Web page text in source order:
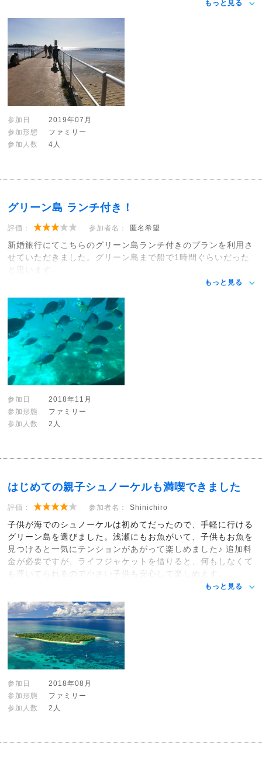
もっと見る
参加日
2019年07月
参加形態
ファミリー
参加人数
4人
グリーン島 ランチ付き！
評価： 参加者名： 匿名希望
新婚旅行にてこちらのグリーン島ランチ付きのプランを利用さ
せていただきました。グリーン島まで船で1時間ぐらいだった
と思います。
もっと見る
参加日
2018年11月
参加形態
ファミリー
参加人数
2人
はじめての親子シュノーケルも満喫できました
評価： 参加者名： Shinichiro
子供が海でのシュノーケルは初めてだったので、手軽に行ける
グリーン島を選びました。浅瀬にもお魚がいて、子供もお魚を
見つけると一気にテンションがあがって楽しめました♪ 追加料
金が必要ですが、ライフジャケットを借りると、何もしなくて
も浮いてられるので小さい子供も安心して楽しめます。
もっと見る
参加日
2018年08月
参加形態
ファミリー
参加人数
2人